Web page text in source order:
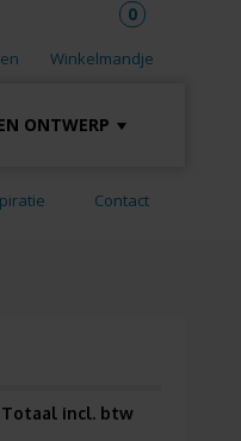
Winkelmandje
0
ONTWERP
Contact
Totaal incl. btw